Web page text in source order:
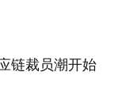
potential
developing
链裁员潮开始